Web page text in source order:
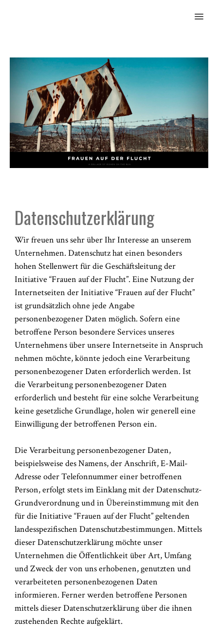
MENU
Datenschutzerklärung
Wir freuen uns sehr über Ihr Interesse an unserem
Unternehmen. Datenschutz hat einen besonders
hohen Stellenwert für die Geschäftsleitung der
Initiative “Frauen auf der Flucht”. Eine Nutzung der
Internetseiten der Initiative “Frauen auf der Flucht”
ist grundsätzlich ohne jede Angabe
personenbezogener Daten möglich. Sofern eine
betroffene Person besondere Services unseres
Unternehmens über unsere Internetseite in Anspruch
nehmen möchte, könnte jedoch eine Verarbeitung
personenbezogener Daten erforderlich werden. Ist
die Verarbeitung personenbezogener Daten
erforderlich und besteht für eine solche Verarbeitung
keine gesetzliche Grundlage, holen wir generell eine
Einwilligung der betroffenen Person ein.
Die Verarbeitung personenbezogener Daten,
beispielsweise des Namens, der Anschrift, E-Mail-
Adresse oder Telefonnummer einer betroffenen
Person, erfolgt stets im Einklang mit der Datenschutz-
Grundverordnung und in Übereinstimmung mit den
für die Initiative “Frauen auf der Flucht” geltenden
landesspezifischen Datenschutzbestimmungen. Mittels
dieser Datenschutzerklärung möchte unser
Unternehmen die Öffentlichkeit über Art, Umfang
und Zweck der von uns erhobenen, genutzten und
verarbeiteten personenbezogenen Daten
informieren. Ferner werden betroffene Personen
mittels dieser Datenschutzerklärung über die ihnen
zustehenden Rechte aufgeklärt.